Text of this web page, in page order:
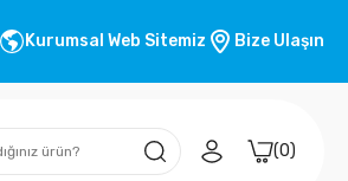
Kurumsal Web Sitemiz Bize Ulaşın
0